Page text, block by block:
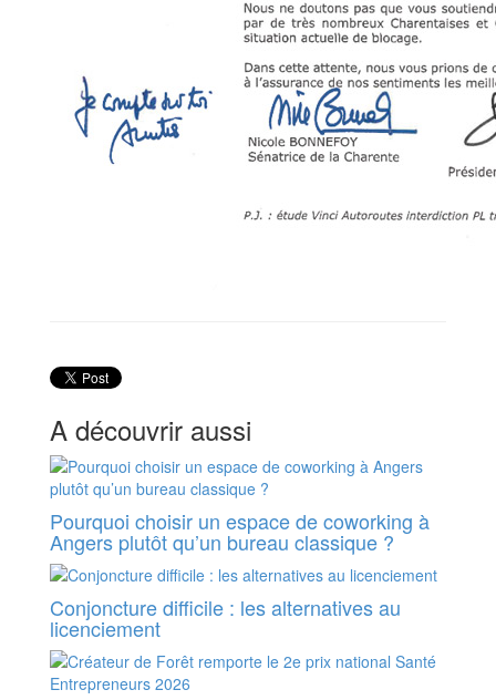
A découvrir aussi
Pourquoi choisir un espace de coworking à
Angers plutôt qu’un bureau classique ?
Conjoncture difficile : les alternatives au
licenciement